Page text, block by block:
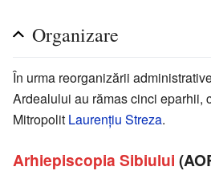
Organizare
În urma reorganizării
Ardealului au rămas cinci eparhii,
Mitropolit Laurențiu Streza.
Arhiepiscopia Sibiului